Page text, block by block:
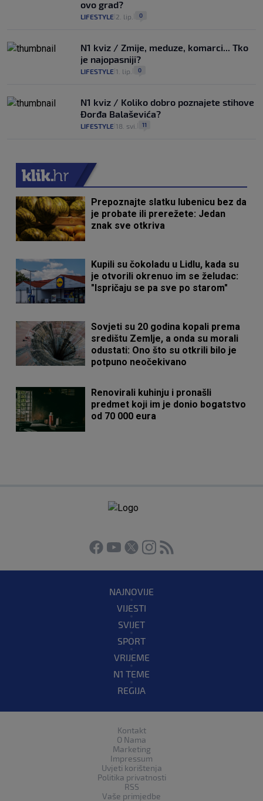
ovo grad?
LIFESTYLE 2. lip. 0
N1 kviz / Zmije, meduze, komarci... Tko
je najopasniji?
LIFESTYLE 1. lip. 0
N1 kviz / Koliko dobro poznajete stihove
Đorđa Balaševića?
LIFESTYLE 18. svi. 11
Prepoznajte slatku lubenicu bez da
je probate ili prerežete: Jedan
znak sve otkriva
Kupili su čokoladu u Lidlu, kada su
je otvorili okrenuo im se želudac:
"Ispričaju se pa sve po starom"
Sovjeti su 20 godina kopali prema
središtu Zemlje, a onda su morali
odustati: Ono što su otkrili bilo je
potpuno neočekivano
Renovirali kuhinju i pronašli
predmet koji im je donio bogatstvo
od 70 000 eura
NAJNOVIJE
VIJESTI
SVIJET
SPORT
VRIJEME
N1 TEME
REGIJA
Kontakt
O Nama
Marketing
Impressum
Uvjeti korištenja
Politika privatnosti
RSS
Vaše primjedbe